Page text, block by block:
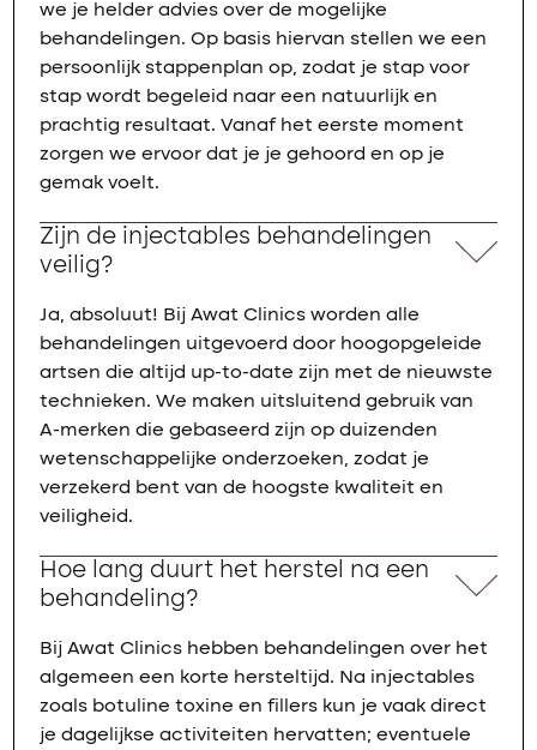
we je helder advies over de mogelijke
behandelingen. Op basis hiervan stellen we een
persoonlijk stappenplan op, zodat je stap voor
stap wordt begeleid naar een natuurlijk en
prachtig resultaat. Vanaf het eerste moment
zorgen we ervoor dat je je gehoord en op je
gemak voelt.
Zijn de injectables behandelingen
veilig?
Ja, absoluut! Bij Awat Clinics worden alle
behandelingen uitgevoerd door hoogopgeleide
artsen die altijd up-to-date zijn met de nieuwste
technieken. We maken uitsluitend gebruik van
A-merken die gebaseerd zijn op duizenden
wetenschappelijke onderzoeken, zodat je
verzekerd bent van de hoogste kwaliteit en
veiligheid.
Hoe lang duurt het herstel na een
behandeling?
Bij Awat Clinics hebben behandelingen over het
algemeen een korte hersteltijd. Na injectables
zoals botuline toxine en fillers kun je vaak direct
je dagelijkse activiteiten hervatten; eventuele